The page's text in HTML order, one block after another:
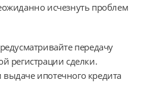
исчезнуть проблем
передачу
регистрации сделки.
ипотечного кредита